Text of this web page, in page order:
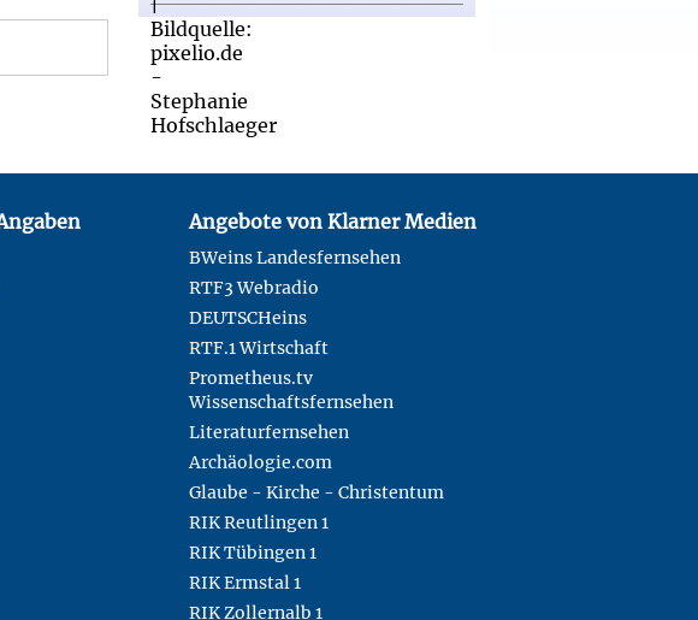
Angebote von Klarner Medien
BWeins Landesfernsehen
RTF3 Webradio
DEUTSCHeins
RTF.1 Wirtschaft
Prometheus.tv
Wissenschaftsfernsehen
Literaturfernsehen
Archäologie.com
Glaube - Kirche - Christentum
RIK Reutlingen 1
RIK Tübingen 1
RIK Ermstal 1
RIK Zollernalb 1